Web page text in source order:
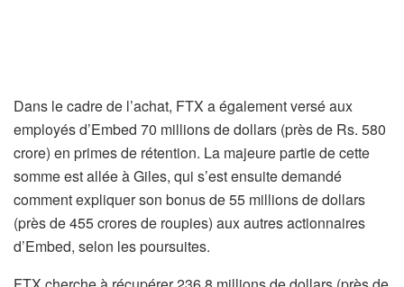
Dans le cadre de l’achat, FTX a également versé aux
employés d’Embed 70 millions de dollars (près de Rs. 580
crore) en primes de rétention. La majeure partie de cette
somme est allée à Giles, qui s’est ensuite demandé
comment expliquer son bonus de 55 millions de dollars
(près de 455 crores de roupies) aux autres actionnaires
d’Embed, selon les poursuites.